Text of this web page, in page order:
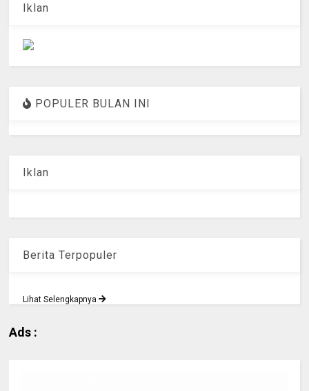
Iklan
POPULER BULAN INI
Iklan
Berita Terpopuler
Lihat Selengkapnya
Ads :